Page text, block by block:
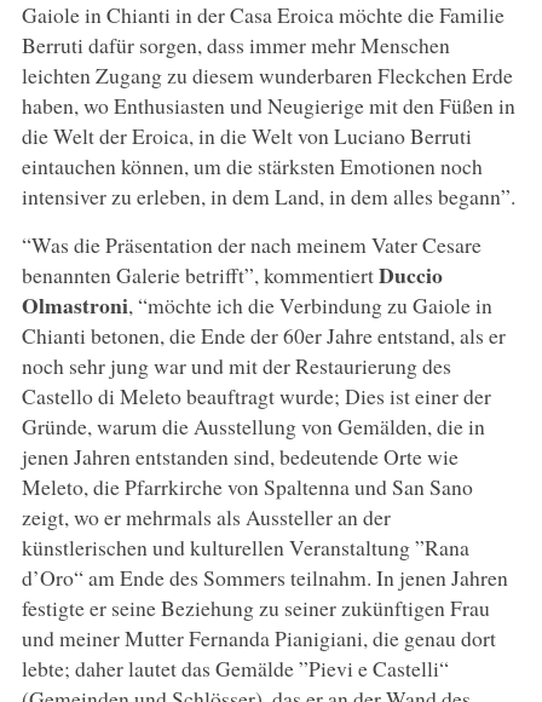
Gaiole in Chianti in der Casa Eroica möchte die Familie
Berruti dafür sorgen, dass immer mehr Menschen
leichten Zugang zu diesem wunderbaren Fleckchen Erde
haben, wo Enthusiasten und Neugierige mit den Füßen in
die Welt der Eroica, in die Welt von Luciano Berruti
eintauchen können, um die stärksten Emotionen noch
intensiver zu erleben, in dem Land, in dem alles begann”.
“Was die Präsentation der nach meinem Vater Cesare
benannten Galerie betrifft”, kommentiertDuccio
Olmastroni, “möchte ich die Verbindung zu Gaiole in
Chianti betonen, die Ende der 60er Jahre entstand, als er
noch sehr jung war und mit der Restaurierung des
Castello di Meleto beauftragt wurde; Dies ist einer der
Gründe, warum die Ausstellung von Gemälden, die in
jenen Jahren entstanden sind, bedeutende Orte wie
Meleto, die Pfarrkirche von Spaltenna und San Sano
zeigt, wo er mehrmals als Aussteller an der
künstlerischen und kulturellen Veranstaltung ”Rana
d’Oro“ am Ende des Sommers teilnahm. In jenen Jahren
festigte er seine Beziehung zu seiner zukünftigen Frau
und meiner Mutter Fernanda Pianigiani, die genau dort
lebte; daher lautet das Gemälde ”Pievi e Castelli“